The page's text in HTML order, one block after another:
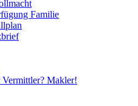
Familie
Vermittler? Makler!